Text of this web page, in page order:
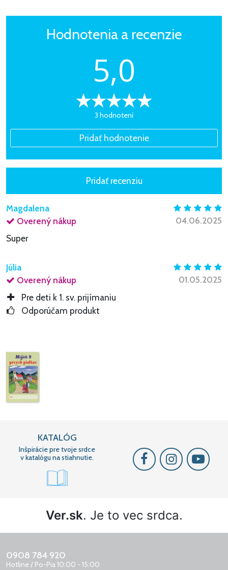
Hodnotenia a recenzie
5,0
3 hodnotení
Magdalena
Overený nákup
04.06.2025
Super
Júlia
Overený nákup
01.05.2025
Pre deti k 1. sv. prijímaniu
Odporúčam produkt
KATALÓG
Inšpirácie pre tvoje srdce
v katalógu na stiahnutie.
Ver.sk. Je to vec srdca.
0908 784 920
Hotline / Po-Pia 10:00 - 15:00